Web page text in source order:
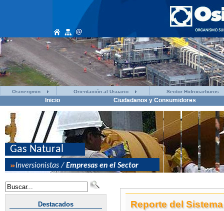
Osinergmin Orientación al Usuario Sector Hidrocarburos
Inicio Ciudadanos y Consumidores